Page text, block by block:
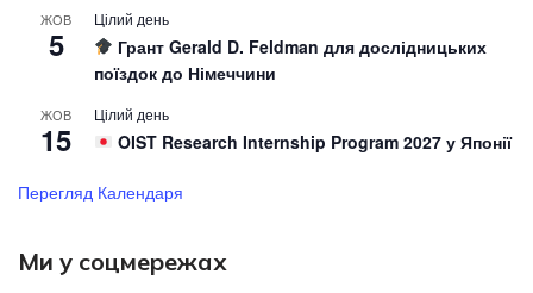
ЖОВ
5
Цілий день
Грант Gerald D. Feldman для дослідницьких
поїздок до Німеччини
ЖОВ
15
Цілий день
OIST Research Internship Program 2027 у Японії
Перегляд Календаря
Ми у соцмережах